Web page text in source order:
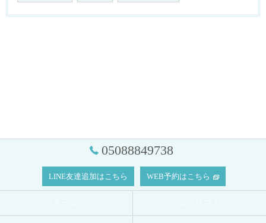
05088849738
LINE友達追加はこちら WEB予約はこちら